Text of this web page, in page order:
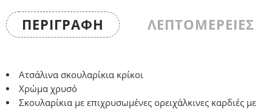
ΠΕΡΙΓΡΑΦΉ ΛΕΠΤΟΜΕΡΕΙΕΣ
Ατσάλινα σκουλαρίκια κρίκοι
Χρώμα χρυσό
Σκουλαρίκια με επιχρυσωμένες ορειχάλκινες καρδιές με